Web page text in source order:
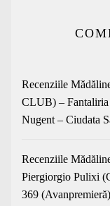
Recenziile
CLUB) – Fantaliria
Nugent – Ciudata
Recenziile
Piergiorgio Pulixi
369